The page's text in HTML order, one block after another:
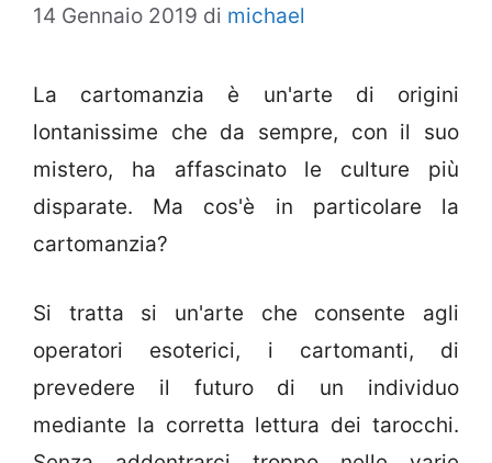
14 Gennaio 2019 di michael
La cartomanzia è un'arte di origini
lontanissime che da sempre, con il suo
mistero, ha affascinato le culture più
disparate. Ma cos'è in particolare la
cartomanzia?
Si tratta si un'arte che consente agli
operatori esoterici, i cartomanti, di
prevedere il futuro di un individuo
mediante la corretta lettura dei tarocchi.